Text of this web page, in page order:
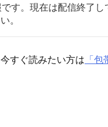
す。現在は配信終了
。
すぐ読みたい方は 「